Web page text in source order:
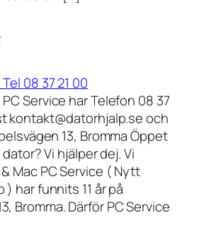
08 37 21 00
Service har Telefon 08 37
kontakt@datorhjalp.se och
13, Bromma Öppet
Vi hjälper dej. Vi
Mac PC Service ( Nytt
) har funnits 11 år på
Bromma. Därför PC Service